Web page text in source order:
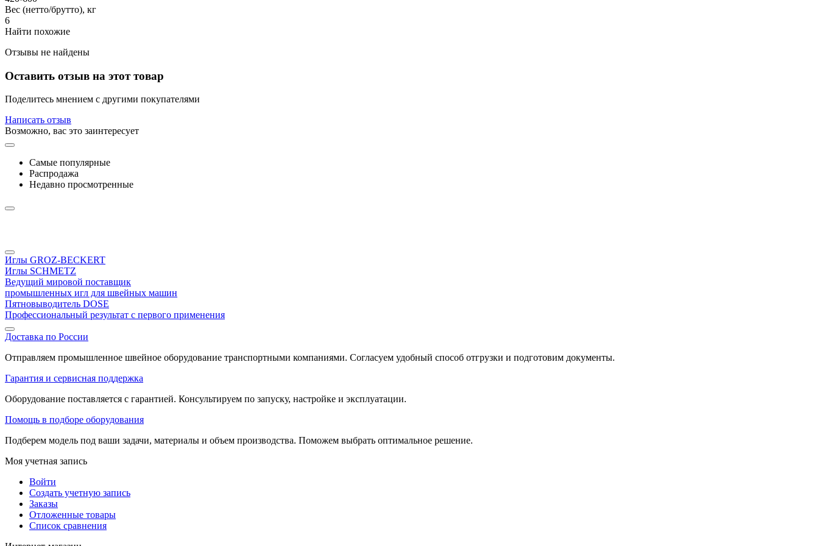
Вес (нетто/брутто), кг
6
Найти похожие
Отзывы не найдены
Оставить отзыв на этот товар
Поделитесь мнением с другими покупателями
Написать отзыв
Возможно, вас это заинтересует
Самые популярные
Распродажа
Недавно просмотренные
Иглы GROZ-BECKERT
Иглы SCHMETZ
Ведущий мировой поставщик
промышленных игл для швейных машин
Пятновыводитель DOSE
Профессиональный результат с первого применения
Доставка по России
Отправляем промышленное швейное оборудование транспортными компаниями. Согласуем удобный способ отгрузки и подготовим документы.
Гарантия и сервисная поддержка
Оборудование поставляется с гарантией. Консультируем по запуску, настройке и эксплуатации.
Помощь в подборе оборудования
Подберем модель под ваши задачи, материалы и объем производства. Поможем выбрать оптимальное решение.
Моя учетная запись
Войти
Создать учетную запись
Заказы
Отложенные товары
Список сравнения